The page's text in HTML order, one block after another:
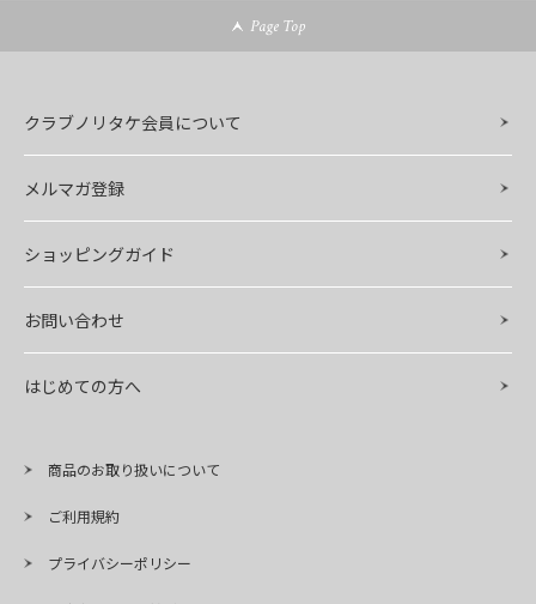
Page Top
クラブノリタケ会員について
メルマガ登録
ショッピングガイド
お問い合わせ
はじめての方へ
商品のお取り扱いについて
ご利用規約
プライバシーポリシー